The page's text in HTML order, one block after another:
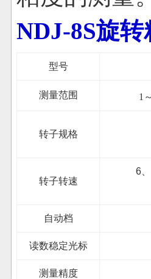
NDJ-8S旋
型号
测量范围 1
转子规格
转子转速
6、
自动档
读数稳定光标
测量精度